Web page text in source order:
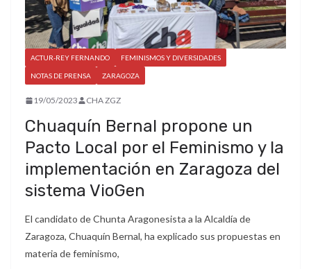
ACTUR-REY FERNANDO FEMINISMOS Y DIVERSIDADES
NOTAS DE PRENSA ZARAGOZA
19/05/2023 CHA ZGZ
Chuaquín Bernal propone un
Pacto Local por el Feminismo y la
implementación en Zaragoza del
sistema VioGen
El candidato de Chunta Aragonesista a la Alcaldía de
Zaragoza, Chuaquín Bernal, ha explicado sus propuestas en
materia de feminismo,